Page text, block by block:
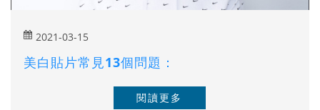
2021-03-15
美白貼片常見13個問題：
閱讀更多